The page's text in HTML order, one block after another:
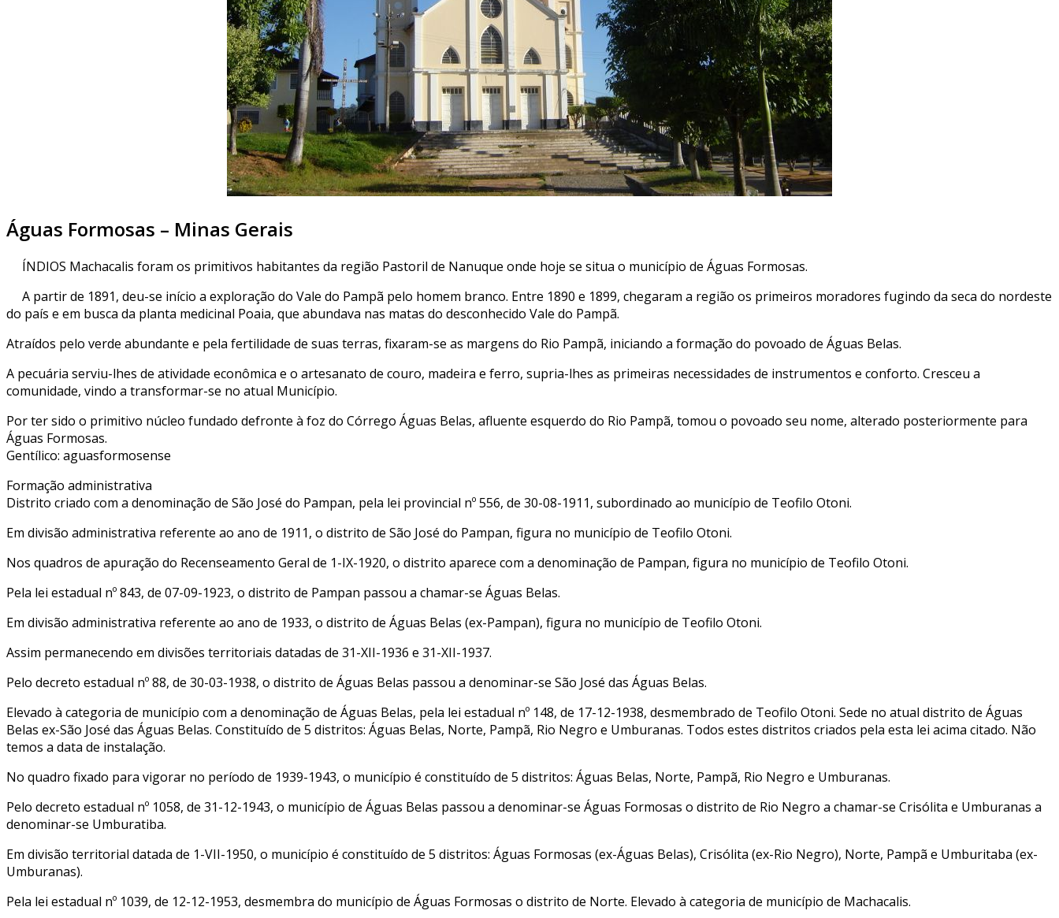
Águas Formosas – Minas Gerais
ÍNDIOS Machacalis foram os primitivos habitantes da região Pastoril de Nanuque onde hoje se situa o município de Águas Formosas.
A partir de 1891, deu-se início a exploração do Vale do Pampã pelo homem branco. Entre 1890 e 1899, chegaram a região os primeiros moradores fugindo da seca do nordeste
do país e em busca da planta medicinal Poaia, que abundava nas matas do desconhecido Vale do Pampã.
Atraídos pelo verde abundante e pela fertilidade de suas terras, fixaram-se as margens do Rio Pampã, iniciando a formação do povoado de Águas Belas.
A pecuária serviu-lhes de atividade econômica e o artesanato de couro, madeira e ferro, supria-lhes as primeiras necessidades de instrumentos e conforto. Cresceu a
comunidade, vindo a transformar-se no atual Município.
Por ter sido o primitivo núcleo fundado defronte à foz do Córrego Águas Belas, afluente esquerdo do Rio Pampã, tomou o povoado seu nome, alterado posteriormente para
Águas Formosas.
Gentílico: aguasformosense
Formação administrativa
Distrito criado com a denominação de São José do Pampan, pela lei provincial nº 556, de 30-08-1911, subordinado ao município de Teofilo Otoni.
Em divisão administrativa referente ao ano de 1911, o distrito de São José do Pampan, figura no município de Teofilo Otoni.
Nos quadros de apuração do Recenseamento Geral de 1-IX-1920, o distrito aparece com a denominação de Pampan, figura no município de Teofilo Otoni.
Pela lei estadual nº 843, de 07-09-1923, o distrito de Pampan passou a chamar-se Águas Belas.
Em divisão administrativa referente ao ano de 1933, o distrito de Águas Belas (ex-Pampan), figura no município de Teofilo Otoni.
Assim permanecendo em divisões territoriais datadas de 31-XII-1936 e 31-XII-1937.
Pelo decreto estadual nº 88, de 30-03-1938, o distrito de Águas Belas passou a denominar-se São José das Águas Belas.
Elevado à categoria de município com a denominação de Águas Belas, pela lei estadual nº 148, de 17-12-1938, desmembrado de Teofilo Otoni. Sede no atual distrito de Águas
Belas ex-São José das Águas Belas. Constituído de 5 distritos: Águas Belas, Norte, Pampã, Rio Negro e Umburanas. Todos estes distritos criados pela esta lei acima citado. Não
temos a data de instalação.
No quadro fixado para vigorar no período de 1939-1943, o município é constituído de 5 distritos: Águas Belas, Norte, Pampã, Rio Negro e Umburanas.
Pelo decreto estadual nº 1058, de 31-12-1943, o município de Águas Belas passou a denominar-se Águas Formosas o distrito de Rio Negro a chamar-se Crisólita e Umburanas a
denominar-se Umburatiba.
Em divisão territorial datada de 1-VII-1950, o município é constituído de 5 distritos: Águas Formosas (ex-Águas Belas), Crisólita (ex-Rio Negro), Norte, Pampã e Umburitaba (ex-
Umburanas).
Pela lei estadual nº 1039, de 12-12-1953, desmembra do município de Águas Formosas o distrito de Norte. Elevado à categoria de município de Machacalis.